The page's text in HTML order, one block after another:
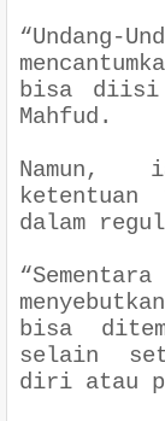
bisa diisi
Mahfud.
Namun,
dalam
bisa
selain
diri atau